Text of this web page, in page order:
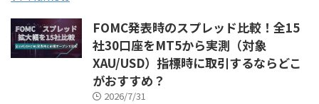
FOMC発表時のスプレッド比較！全15
社30口座をMT5から実測（対象
XAU/USD）指標時に取引するならどこ
がおすすめ？
2026/7/31